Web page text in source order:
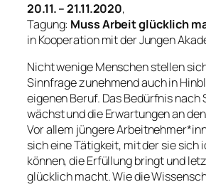
20.11. – 21.11.2020,
Tagung: Muss Arbeit glücklich
in Kooperation mit der Jungen
Nicht wenige Menschen stellen
Sinnfrage zunehmend auch in
eigenen Beruf. Das Bedürfnis nach
wächst und die Erwartungen an
Vor allem jüngere
sich eine Tätigkeit, mit der sie sich
können, die Erfüllung bringt und
glücklich macht. Wie die